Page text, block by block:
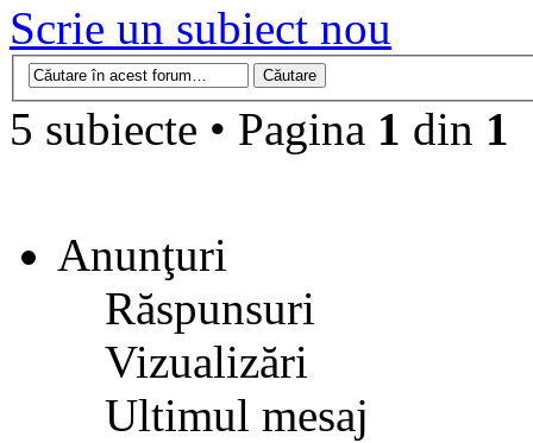
Scrie un subiect nou
5 subiecte • Pagina 1 din 1
Anunţuri
Răspunsuri
Vizualizări
Ultimul mesaj